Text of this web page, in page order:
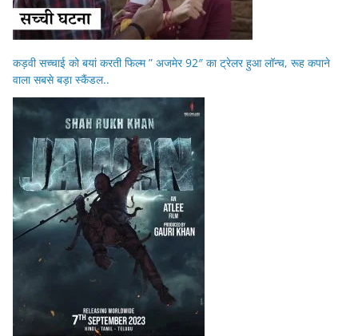
कड़वी सच्चाई को बयां करती फिल्म ” अजमेर 92″ का ट्रेलर हुआ लॉन्च, रूह कपाने
वाला सबसे बड़ा स्कैंडल..